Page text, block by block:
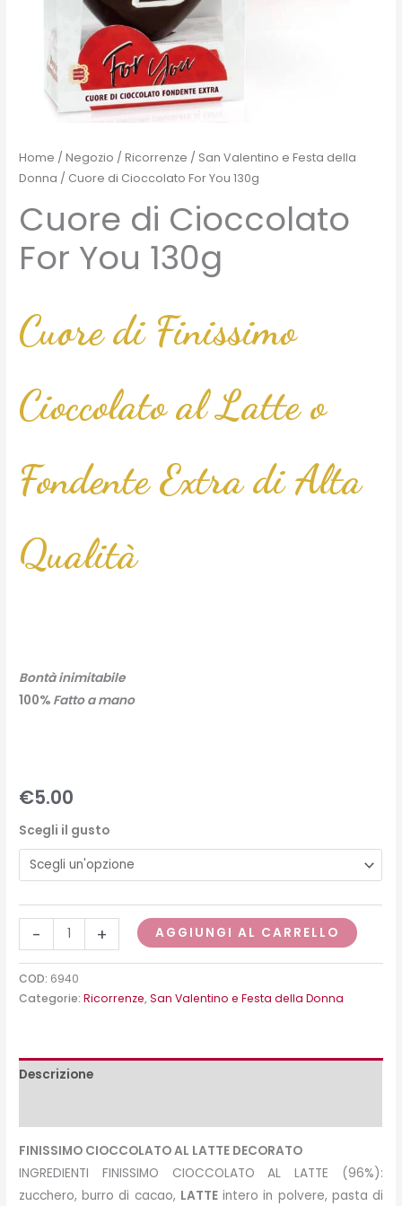
Home /Negozio /Ricorrenze / San Valentino e Festa della
Donna / Cuore di Cioccolato For You 130g
Cuore di Cioccolato
For You 130g
Cuore di Finissimo
Cioccolato al Latte o
Fondente Extra di Alta
Qualità
Bontà inimitabile
100% Fatto a mano
€5.00
Scegli il gusto
- + AGGIUNGI AL CARRELLO
COD: 6940
Categorie:Ricorrenze,San Valentino e Festa della Donna
Descrizione
FINISSIMO CIOCCOLATO AL LATTE DECORATO
INGREDIENTI FINISSIMO CIOCCOLATO AL LATTE (96%):
zucchero, burro di cacao, LATTEintero in polvere, pasta di